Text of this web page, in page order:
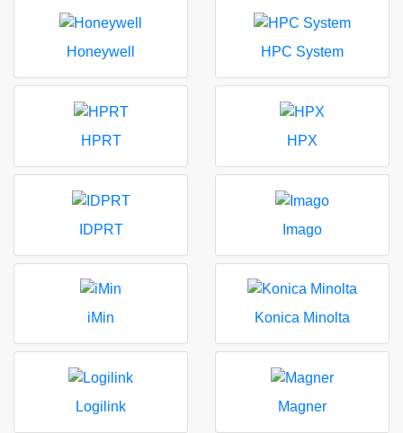
Honeywell HPC System
HPRT HPX
IDPRT Imago
iMin Konica Minolta
Logilink Magner